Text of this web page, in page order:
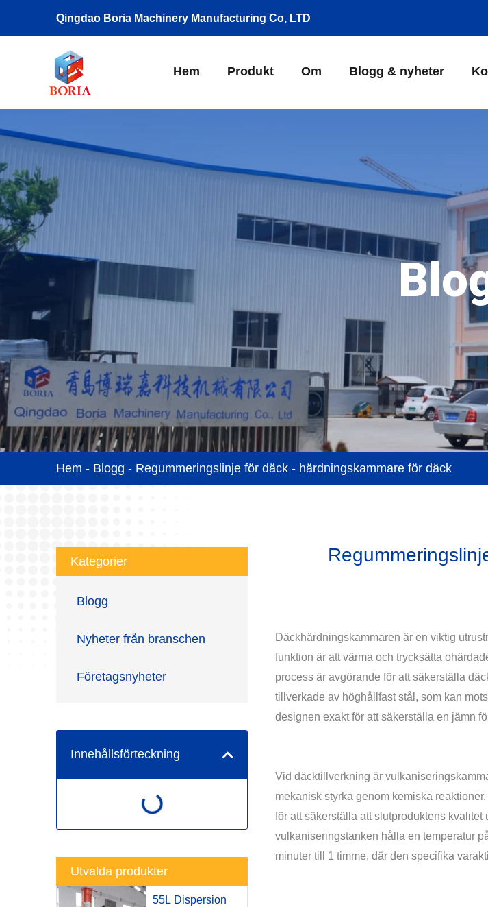
Qingdao Boria Machinery Manufacturing Co, LTD
Hem Produkt Om Blogg & nyheter
Hem - Blogg - Regummeringslinje för däck - härdningskammare för däck
Kategorier
Blogg
Nyheter från branschen
Företagsnyheter
Innehållsförteckning
Utvalda produkter
55L Dispersion
Däckhärdningskammaren är en viktig
funktion är att värma och trycksätta
process är avgörande för att säkerställa
tillverkade av höghållfast stål, som kan
designen exakt för att säkerställa en jämn
Vid däcktillverkning är
mekanisk styrka genom kemiska
för att säkerställa att slutproduktens
vulkaniseringstanken hålla en temperatur
minuter till 1 timme, där den specifika